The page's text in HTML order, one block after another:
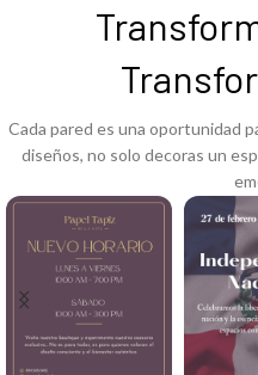
Cada pared es una oportunidad
diseños, no solo decoras un